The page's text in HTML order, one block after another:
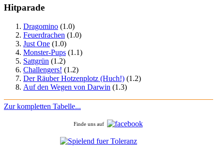
Hitparade
Dragomino (1.0)
Feuerdrachen (1.0)
Just One (1.0)
Monster-Pups (1.1)
Sattgrün (1.2)
Challengers! (1.2)
Der Räuber Hotzenplotz (Huch!) (1.2)
Auf den Wegen von Darwin (1.3)
Zur kompletten Tabelle...
Finde uns auf